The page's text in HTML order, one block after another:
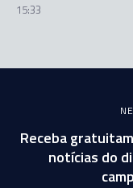
15:33
Receba
notícias do